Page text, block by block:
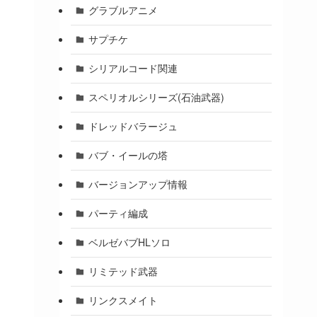
グラブルアニメ
サプチケ
シリアルコード関連
スペリオルシリーズ(石油武器)
ドレッドバラージュ
バブ・イールの塔
バージョンアップ情報
パーティ編成
ベルゼバブHLソロ
リミテッド武器
リンクスメイト